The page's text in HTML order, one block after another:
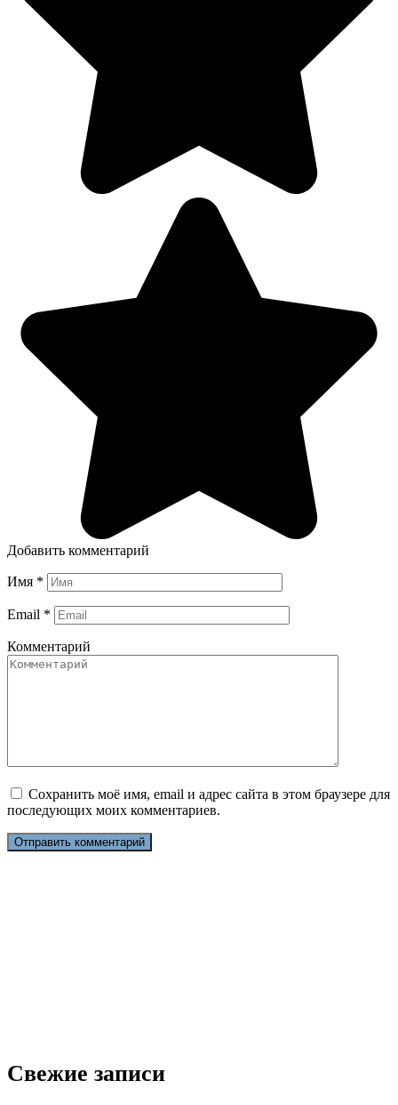
Добавить комментарий
Имя *
Email *
Комментарий
Сохранить моё имя, email и адрес сайта в этом браузере для
последующих моих комментариев.
Свежие записи